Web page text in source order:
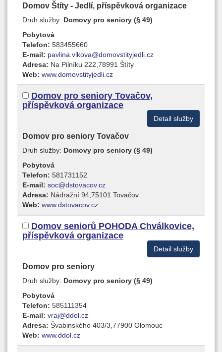
Domov Štíty - Jedlí, příspěvková organizace
Druh služby: Domovy pro seniory (§ 49)
Pobytová
Telefon: 583455660
E-mail: pavlina.vlkova@domovstityjedli.cz
Adresa: Na Pilníku 222,78991 Štíty
Web: www.domovstityjedli.cz
Domov pro seniory Tovačov,
příspěvková organizace
Detail služby
Domov pro seniory Tovačov
Druh služby: Domovy pro seniory (§ 49)
Pobytová
Telefon: 581731152
E-mail: soc@dstovacov.cz
Adresa: Nádražní 94,75101 Tovačov
Web: www.dstovacov.cz
Domov seniorů POHODA Chválkovice,
příspěvková organizace
Detail služby
Domov pro seniory
Druh služby: Domovy pro seniory (§ 49)
Pobytová
Telefon: 585111354
E-mail: vraj@ddol.cz
Adresa: Švabinského 403/3,77900 Olomouc
Web: www.ddol.cz